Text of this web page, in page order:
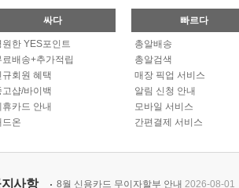
싸다
원한 YES포인트
료배송+추가적립
규회원 혜택
고샵/바이백
휴카드 안내
드온
빠르다
총알배송
총알검색
매장 픽업 서비스
알림 신청 안내
모바일 서비스
간편결제 서비스
사항 8월 신용카드 무이자할부 안내 2026-08-01